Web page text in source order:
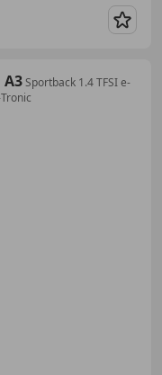
Sportback 1.4 TFSI e-